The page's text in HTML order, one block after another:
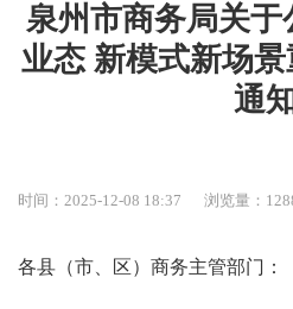
泉州市商务局关
业态 新模式新场
通
时间：2025-12-08 18:37 浏览量：
各县（市、区）商务主管部门 ：